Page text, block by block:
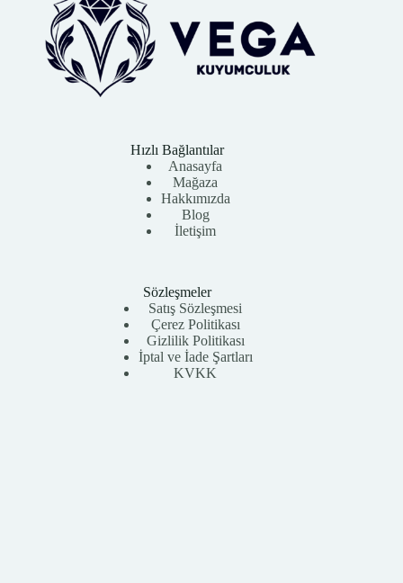
Hızlı Bağlantılar
Anasayfa
Mağaza
Hakkımızda
Blog
İletişim
Sözleşmeler
Satış Sözleşmesi
Çerez Politikası
Gizlilik Politikası
İptal ve İade Şartları
KVKK